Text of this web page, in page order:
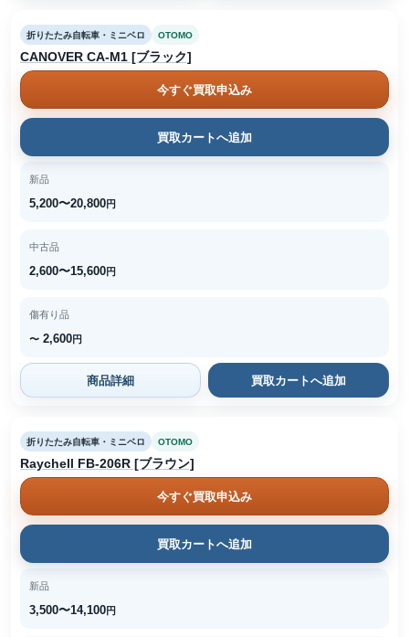
折りたたみ自転車・ミニベロ OTOMO
CANOVER CA-M1 [ブラック]
今すぐ買取申込み
買取カートへ追加
新品
5,200〜20,800円
中古品
2,600〜15,600円
傷有り品
〜 2,600円
商品詳細 買取カートへ追加
折りたたみ自転車・ミニベロ OTOMO
Raychell FB-206R [ブラウン]
今すぐ買取申込み
買取カートへ追加
新品
3,500〜14,100円